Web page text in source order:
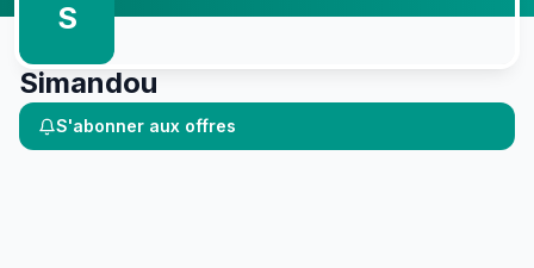
S
Simandou
S'abonner aux offres